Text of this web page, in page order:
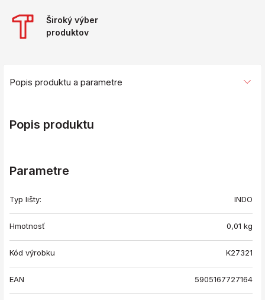
Široký výber
produktov
Popis produktu a parametre
Popis produktu
Parametre
Typ lišty: INDO
Hmotnosť 0,01 kg
Kód výrobku K27321
EAN 5905167727164